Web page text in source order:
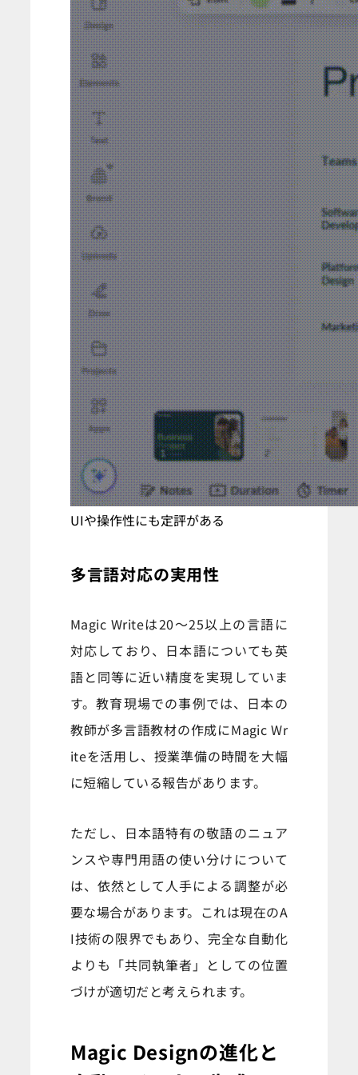
UIや操作性にも定評がある
多言語対応の実用性
Magic Writeは20～25以上の言語に
対応しており、日本語についても英
語と同等に近い精度を実現していま
す。教育現場での事例では、日本の
教師が多言語教材の作成にMagic Wr
iteを活用し、授業準備の時間を大幅
に短縮している報告があります。
ただし、日本語特有の敬語のニュア
ンスや専門用語の使い分けについて
は、依然として人手による調整が必
要な場合があります。これは現在のA
I技術の限界でもあり、完全な自動化
よりも「共同執筆者」としての位置
づけが適切だと考えられます。
Magic Designの進化と